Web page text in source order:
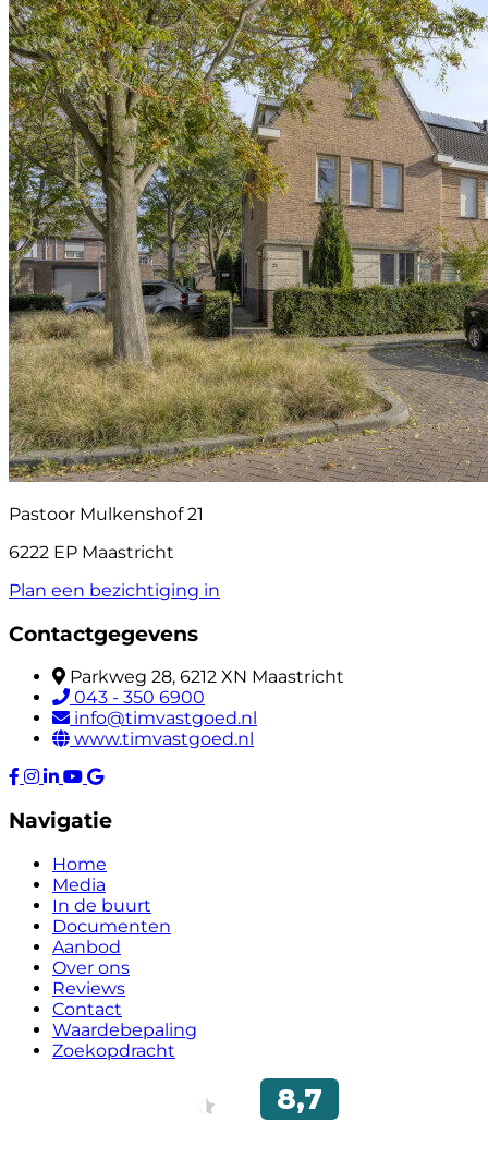
Pastoor Mulkenshof 21
6222 EP Maastricht
Plan een bezichtiging in
Contactgegevens
Parkweg 28, 6212 XN Maastricht
043 - 350 6900
info@timvastgoed.nl
www.timvastgoed.nl
Navigatie
Home
Media
In de buurt
Documenten
Aanbod
Over ons
Reviews
Contact
Waardebepaling
Zoekopdracht